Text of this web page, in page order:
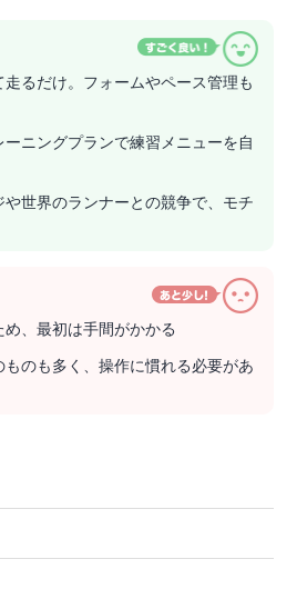
るだけ。フォームやペース管理も
ーニングプランで練習メニューを自
世界のランナーとの競争で、モチ
、最初は手間がかかる
のも多く、操作に慣れる必要があ